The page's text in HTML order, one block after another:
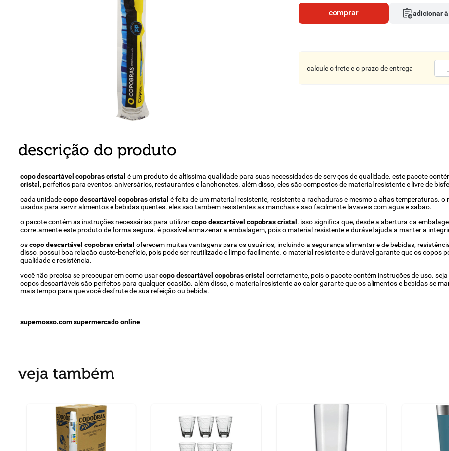
comprar adicionar
calcule o frete e o prazo de entrega
descrição do produto
copo descartável copobras cristal é um produto de altíssima qualidade para suas necessidades de serviços de qualidade. este pacote
cristal , perfeitos para eventos, aniversários, restaurantes e lanchonetes. além disso, eles são compostos de material resistente e livre de
cada unidadecopo descartável copobras cristal é feita de um material resistente, resistente a rachaduras e mesmo a altas temperaturas.
usados para servir alimentos e bebidas quentes. eles são também resistentes às manchas e são facilmente laváveis com água e sabão.
o pacote contém as instruções necessárias para utilizarcopo descartável copobras cristal . isso significa que, desde a abertura da
corretamente este produto de forma segura. é possível armazenar a embalagem, pois o material resistente e durável ajuda a manter a
oscopo descartável copobras cristal oferecem muitas vantagens para os usuários, incluindo a segurança alimentar e de bebidas,
disso, possui boa relação custo-benefício, pois pode ser reutilizado e limpo facilmente. o material resistente e durável garante que os copos
qualidade e resistência.
você não precisa se preocupar em como usarcopo descartável copobras cristal corretamente, pois o pacote contém instruções de uso.
copos descartáveis são perfeitos para qualquer ocasião. além disso, o material resistente ao calor garante que os alimentos e bebidas se
mais tempo para que você desfrute de sua refeição ou bebida.
supernosso.com supermercado online
veja também
8 º
9º
10º